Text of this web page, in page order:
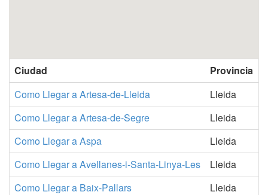
Ciudad
Provincia
Como Llegar a Artesa-de-Lleida
Lleida
Como Llegar a Artesa-de-Segre
Lleida
Como Llegar a Aspa
Lleida
Como Llegar a Avellanes-i-Santa-Linya-Les
Lleida
Como Llegar a Baix-Pallars
Lleida